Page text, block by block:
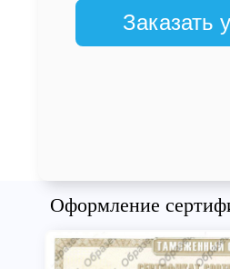
Заказать
Оформление